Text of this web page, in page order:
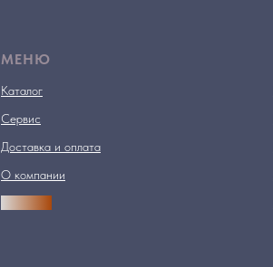
МЕНЮ
Каталог
Сервис
Доставка и оплата
О компании